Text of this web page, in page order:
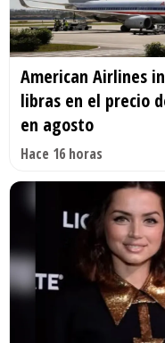
American Airlines
libras en el precio
en agosto
Hace 16 horas